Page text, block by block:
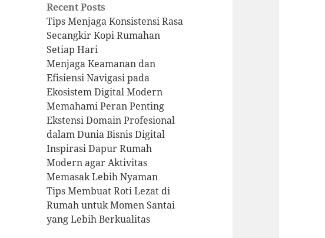
Recent Posts
Tips Menjaga Konsistensi Rasa
Secangkir Kopi Rumahan
Setiap Hari
Menjaga Keamanan dan
Efisiensi Navigasi pada
Ekosistem Digital Modern
Memahami Peran Penting
Ekstensi Domain Profesional
dalam Dunia Bisnis Digital
Inspirasi Dapur Rumah
Modern agar Aktivitas
Memasak Lebih Nyaman
Tips Membuat Roti Lezat di
Rumah untuk Momen Santai
yang Lebih Berkualitas